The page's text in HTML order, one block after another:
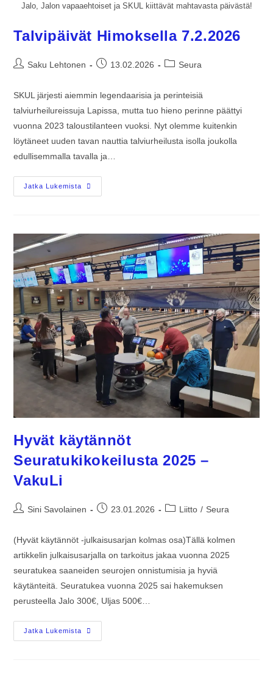
Jalo, Jalon vapaaehtoiset ja SKUL kiittävät mahtavasta päivästä!
Talvipäivät Himoksella 7.2.2026
Saku Lehtonen 13.02.2026 Seura
SKUL järjesti aiemmin legendaarisia ja perinteisiä
talviurheilureissuja Lapissa, mutta tuo hieno perinne päättyi
vuonna 2023 taloustilanteen vuoksi. Nyt olemme kuitenkin
löytäneet uuden tavan nauttia talviurheilusta isolla joukolla
edullisemmalla tavalla ja…
Jatka Lukemista
Hyvät käytännöt
Seuratukikokeilusta 2025 –
VakuLi
Sini Savolainen 23.01.2026 Liitto / Seura
(Hyvät käytännöt -julkaisusarjan kolmas osa)Tällä kolmen
artikkelin julkaisusarjalla on tarkoitus jakaa vuonna 2025
seuratukea saaneiden seurojen onnistumisia ja hyviä
käytänteitä. Seuratukea vuonna 2025 sai hakemuksen
perusteella Jalo 300€, Uljas 500€…
Jatka Lukemista